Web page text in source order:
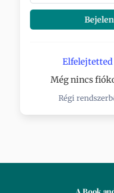
Elfelejtetted
Még nincs
Régi